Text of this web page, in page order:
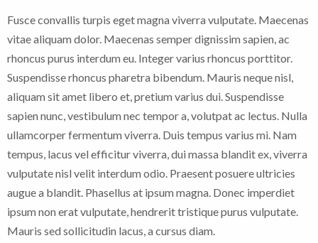
Fusce convallis turpis eget magna viverra vulputate. Maecenas
vitae aliquam dolor. Maecenas semper dignissim sapien, ac
rhoncus purus interdum eu. Integer varius rhoncus porttitor.
Suspendisse rhoncus pharetra bibendum. Mauris neque nisl,
aliquam sit amet libero et, pretium varius dui. Suspendisse
sapien nunc, vestibulum nec tempor a, volutpat ac lectus. Nulla
ullamcorper fermentum viverra. Duis tempus varius mi. Nam
tempus, lacus vel efficitur viverra, dui massa blandit ex, viverra
vulputate nisl velit interdum odio. Praesent posuere ultricies
augue a blandit. Phasellus at ipsum magna. Donec imperdiet
ipsum non erat vulputate, hendrerit tristique purus vulputate.
Mauris sed sollicitudin lacus, a cursus diam.